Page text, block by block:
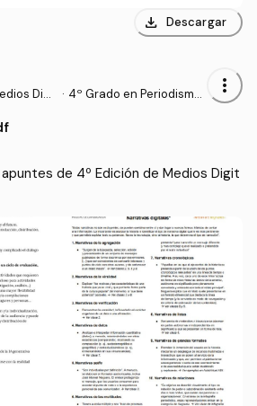
download Descargar
Digit
· 4º Grado en Periodismo
more_vert
de 4º Edición de Medios Digit